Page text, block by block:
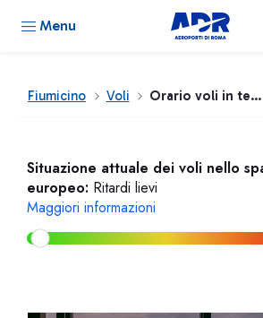
Menu
Fiumicino Voli Orario voli in tempo reale
Situazione attuale dei voli nello
europeo: Ritardi lievi
Maggiori informazioni